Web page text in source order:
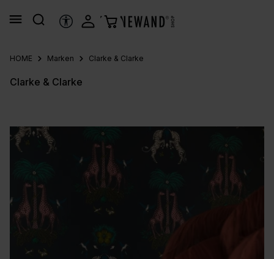
springen
HILFSTOOLS
HOME Marken Clarke & Clarke
Clarke & Clarke